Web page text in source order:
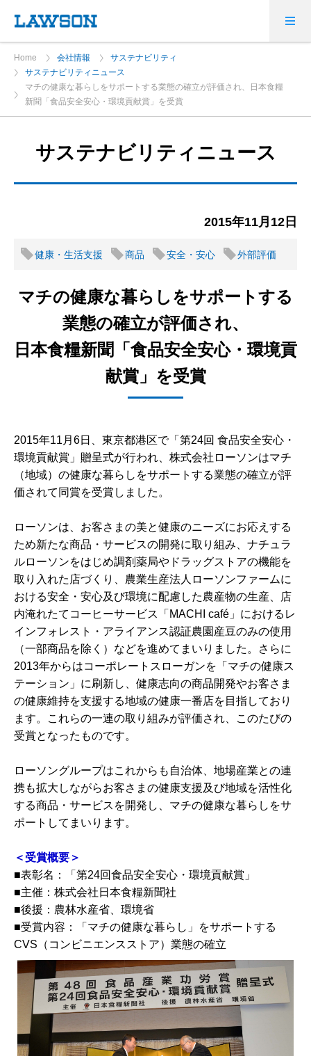
Home 会社情報
サステナビリティ
サステナビリティニュース
マチの健康な暮らしをサポートする業態の確立が評価され、日本食糧
新聞「食品安全安心・環境貢献賞」を受賞
サステナビリティニュース
2015年11月12日
健康・生活支援 商品 安全・安心 外部評価
マチの健康な暮らしをサポートする
業態の確立が評価され、
日本食糧新聞「食品安全安心・環境貢
献賞」を受賞
2015年11月6日、東京都港区で「第24回 食品安全安心・
環境貢献賞」贈呈式が行われ、株式会社ローソンはマチ
（地域）の健康な暮らしをサポートする業態の確立が評
価されて同賞を受賞しました。
ローソンは、お客さまの美と健康のニーズにお応えする
ため新たな商品・サービスの開発に取り組み、ナチュラ
ルローソンをはじめ調剤薬局やドラッグストアの機能を
取り入れた店づくり、農業生産法人ローソンファームに
おける安全・安心及び環境に配慮した農産物の生産、店
内淹れたてコーヒーサービス「MACHI café」におけるレ
インフォレスト・アライアンス認証農園産豆のみの使用
（一部商品を除く）などを進めてまいりました。さらに
2013年からはコーポレートスローガンを「マチの健康ス
テーション」に刷新し、健康志向の商品開発やお客さま
の健康維持を支援する地域の健康一番店を目指しており
ます。これらの一連の取り組みが評価され、このたびの
受賞となったものです。
ローソングループはこれからも自治体、地場産業との連
携も拡大しながらお客さまの健康支援及び地域を活性化
する商品・サービスを開発し、マチの健康な暮らしをサ
ポートしてまいります。
＜受賞概要＞
■表彰名：「第24回食品安全安心・環境貢献賞」
■主催：株式会社日本食糧新聞社
■後援：農林水産省、環境省
■受賞内容：「マチの健康な暮らし」をサポートする
CVS（コンビニエンスストア）業態の確立